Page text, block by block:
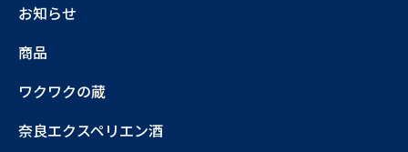
お知らせ
商品
ワクワクの蔵
奈良エクスペリエン酒